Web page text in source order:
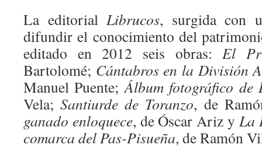
La editorial Librucos, surgida con
difundir el conocimiento del
editado en 2012 seis obras: El
Bartolomé; Cántabros en la División
Manuel Puente; Álbum fotográfico de
Vela;Santiurde de Toranzo, de
ganado enloquece, de Óscar Ariz y La
comarca del Pas-Pisueña, de Ramón